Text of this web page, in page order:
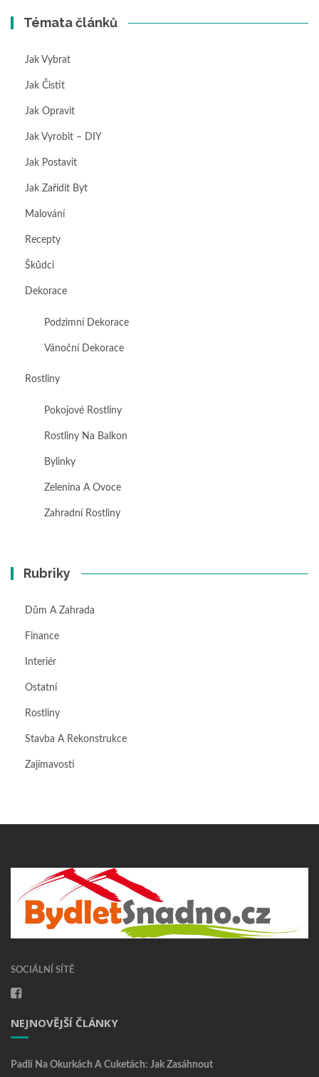
Témata článků
Jak Vybrat
Jak Čistit
Jak Opravit
Jak Vyrobit – DIY
Jak Postavit
Jak Zařídit Byt
Malování
Recepty
Škůdci
Dekorace
Podzimní Dekorace
Vánoční Dekorace
Rostliny
Pokojové Rostliny
Rostliny Na Balkon
Bylinky
Zelenina A Ovoce
Zahradní Rostliny
Rubriky
Dům A Zahrada
Finance
Interiér
Ostatní
Rostliny
Stavba A Rekonstrukce
Zajímavosti
SOCIÁLNÍ SÍTĚ
NEJNOVĚJŠÍ ČLÁNKY
Padlí Na Okurkách A Cuketách: Jak Zasáhnout